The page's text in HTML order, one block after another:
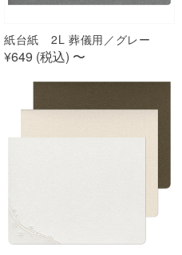
紙台紙 2L 葬儀用／グレー
¥649 (税込) 〜